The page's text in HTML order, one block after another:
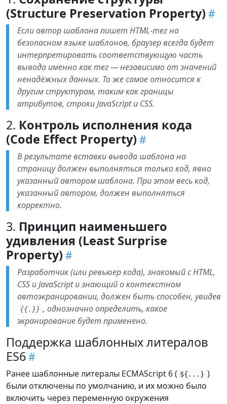
(Structure Preservation Property)
Если автор шаблона пишет HTML-тег на
безопасном языке шаблонов, браузер всегда будет
интерпретировать соответствующую часть
вывода именно как тег — независимо от значений
ненадёжных данных. То же самое относится к
другим структурам, таким как границы
атрибутов, строки JavaScript и CSS.
2. Контроль исполнения кода
(Code Effect Property)
В результате вставки вывода шаблона на
страницу должен выполняться только код, явно
указанный автором шаблона. При этом весь код,
указанный автором, должен выполняться
корректно.
3. Принцип наименьшего
удивления (Least Surprise
Property)
Разработчик (или ревьюер кода), знакомый с HTML,
CSS и JavaScript и знающий о контекстном
автоэкранировании, должен быть способен, увидев
{{.}} , однозначно определить, какое
экранирование будет применено.
Поддержка шаблонных литералов
ES6
Ранее шаблонные литералы ECMAScript 6 ( ${...} )
были отключены по умолчанию, и их можно было
включить через переменную окружения